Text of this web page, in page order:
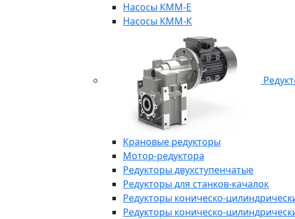
Насосы КММ-Е
Насосы КММ-К
Крановые редукторы
Мотор-редуктора
Редукторы двухступенчатые
Редукторы для станков-качалок
Редукторы коническо-
Редукторы коническо-